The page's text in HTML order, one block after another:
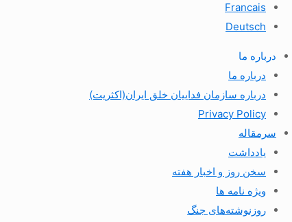
Francais
Deutsch
درباره ما
درباره ما
درباره سازمان فداییان خلق ایران(اکثریت)
Privacy Policy
سرمقاله
یادداشت
سخن روز و اخبار هفته
ویژه نامه ها
روزنوشته‌های جنگ